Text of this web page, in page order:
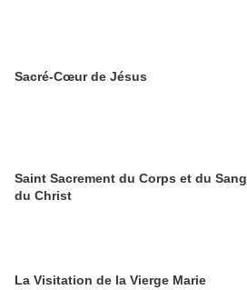
Sacré-Cœur de Jésus
Saint Sacrement du Corps et du Sang
du Christ
La Visitation de la Vierge Marie